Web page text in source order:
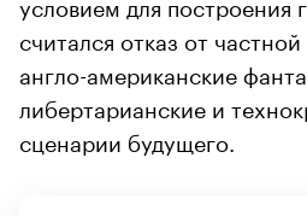
считался отказ от
англо-американские
либертарианские и
сценарии будущего.